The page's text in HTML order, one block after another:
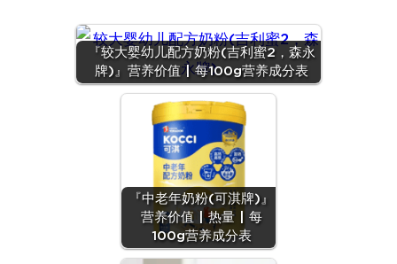
『较大婴幼儿配方奶粉(吉利蜜2，森永
牌)』营养价值 | 每100g营养成分表
『中老年奶粉(可淇牌)』
营养价值 | 热量 | 每
100g营养成分表